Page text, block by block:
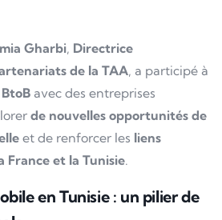
Gharbi, Directrice
de la TAA, a participé à
avec des entreprises
de nouvelles opportunités de
et de renforcer les liens
France et la Tunisie.
en Tunisie : un pilier de